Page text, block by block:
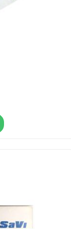
đang điều
có thể làm
trường hợp
như hoại
trong
bệnh
chỉ